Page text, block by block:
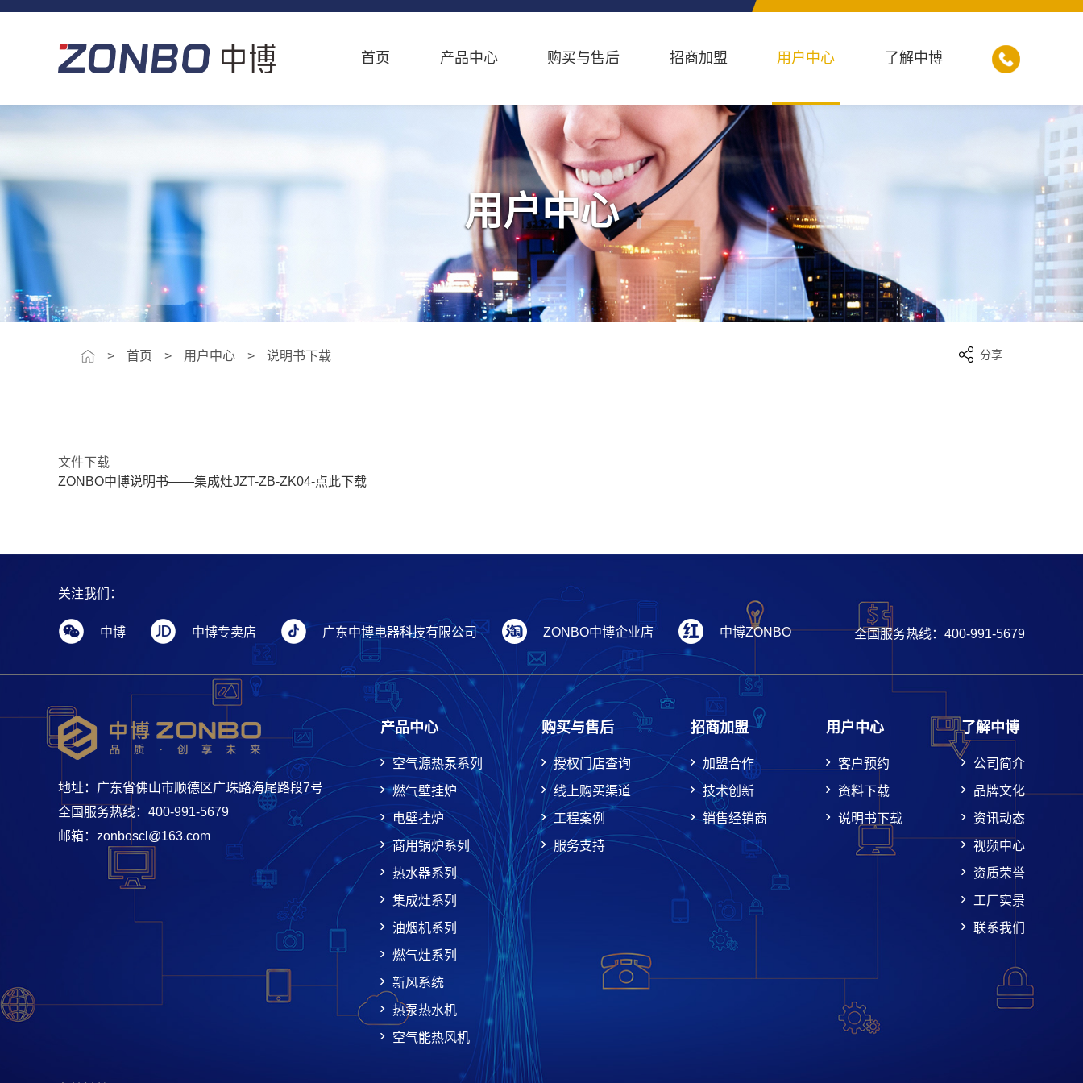
首页 产品中心 购买与售后 招商加盟 用户中心 了解中博
用户中心
> 首页 用户中心 说明书下载 分享
文件下载
ZONBO中博说明书——集成灶JZT-ZB-ZK04-点此下载
关注我们：
中博 中博专卖店 广东中博电器科技有限公司 ZONBO中博企业店 中博ZONBO 全国服务热线：400-991-5679
地址：广东省佛山市顺德区广珠路海尾路段7号
全国服务热线：400-991-5679
邮箱：zonboscl@163.com
产品中心
空气源热泵系列
燃气壁挂炉
电壁挂炉
商用锅炉系列
热水器系列
集成灶系列
油烟机系列
燃气灶系列
新风系统
热泵热水机
空气能热风机
购买与售后
授权门店查询
线上购买渠道
工程案例
服务支持
招商加盟
加盟合作
技术创新
销售经销商
用户中心
客户预约
资料下载
说明书下载
了解中博
公司简介
品牌文化
资讯动态
视频中心
资质荣誉
工厂实景
联系我们